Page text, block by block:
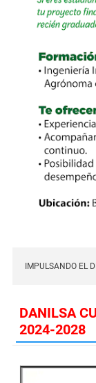
IMPULSANDO EL
DANILSA
2024-2028